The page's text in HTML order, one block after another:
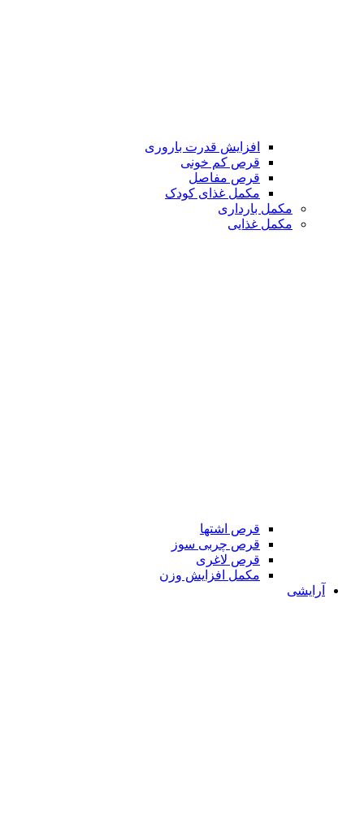
افزایش قدرت باروری
قرص کم خونی
قرص مفاصل
مکمل غذای کودک
مکمل بارداری
مکمل غذایی
قرص اشتها
قرص چربی سوز
قرص لاغری
مکمل افزایش وزن
آرایشی